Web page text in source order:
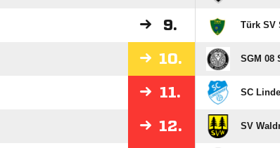
9. Türk SV
10. SGM 08
11. SC
12. SV